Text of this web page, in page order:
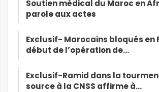
Soutien médical du Maroc en
parole aux actes
Exclusif- Marocains bloqués en
début de l’opération de…
Exclusif-Ramid dans la
source à la CNSS affirme à…